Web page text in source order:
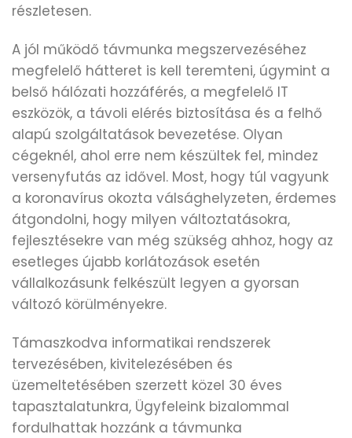
részletesen.
A jól működő távmunka megszervezéséhez
megfelelő hátteret is kell teremteni, úgymint a
belső hálózati hozzáférés, a megfelelő IT
eszközök, a távoli elérés biztosítása és a felhő
alapú szolgáltatások bevezetése. Olyan
cégeknél, ahol erre nem készültek fel, mindez
versenyfutás az idővel. Most, hogy túl vagyunk
a koronavírus okozta válsághelyzeten, érdemes
átgondolni, hogy milyen változtatásokra,
fejlesztésekre van még szükség ahhoz, hogy az
esetleges újabb korlátozások esetén
vállalkozásunk felkészült legyen a gyorsan
változó körülményekre.
Támaszkodva informatikai rendszerek
tervezésében, kivitelezésében és
üzemeltetésében szerzett közel 30 éves
tapasztalatunkra, Ügyfeleink bizalommal
fordulhattak hozzánk a távmunka